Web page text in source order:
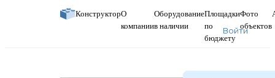
КонструкторО
компании
Оборудование
в наличии
Площадки
по
бюджету
Фото
объектов
Войти